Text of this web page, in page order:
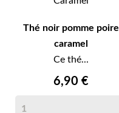
Thé noir pomme poire
caramel
Ce thé...
6,90 €